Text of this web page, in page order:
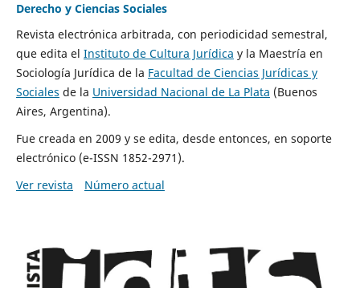
Derecho y Ciencias Sociales
Revista electrónica arbitrada, con periodicidad semestral,
que edita el Instituto de Cultura Jurídica y la Maestría en
Sociología Jurídica de la Facultad de Ciencias Jurídicas y
Sociales de la Universidad Nacional de La Plata (Buenos
Aires, Argentina).
Fue creada en 2009 y se edita, desde entonces, en soporte
electrónico (e-ISSN 1852-2971).
Ver revista
Número actual